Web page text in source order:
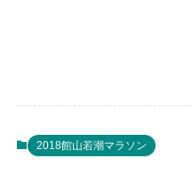
2018館山若潮マラソン